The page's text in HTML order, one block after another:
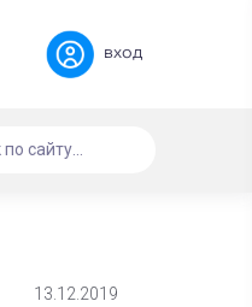
вход
13.12.2019